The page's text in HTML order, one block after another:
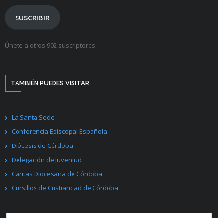
electrónico
SUSCRIBIR
Únete a otros 902 suscriptores
TAMBIÉN PUEDES VISITAR
La Santa Sede
Conferencia Episcopal Española
Diócesis de Córdoba
Delegación de Juventud
Cáritas Diocesana de Córdoba
Cursillos de Cristiandad de Córdoba